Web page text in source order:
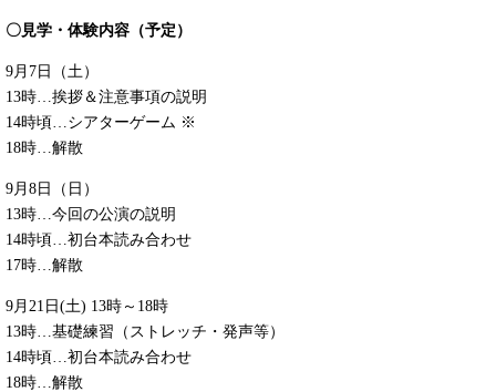
〇見学・体験内容（予定）
9月7日（土）
13時…挨拶＆注意事項の説明
14時頃…シアターゲーム ※
18時…解散
9月8日（日）
13時…今回の公演の説明
14時頃…初台本読み合わせ
17時…解散
9月21日(土) 13時～18時
13時…基礎練習（ストレッチ・発声等）
14時頃…初台本読み合わせ
18時…解散